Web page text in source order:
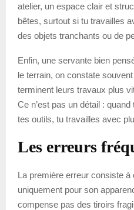
atelier, un espace clair et
bêtes, surtout si tu travailles
des objets tranchants ou de
Enfin, une servante bien
le terrain, on constate
terminent leurs travaux plus
Ce n’est pas un détail :
tes outils, tu travailles avec
Les erreurs
La première erreur consiste
uniquement pour son
compense pas des tiroirs